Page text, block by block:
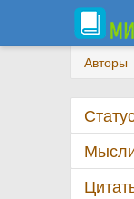
Авторы